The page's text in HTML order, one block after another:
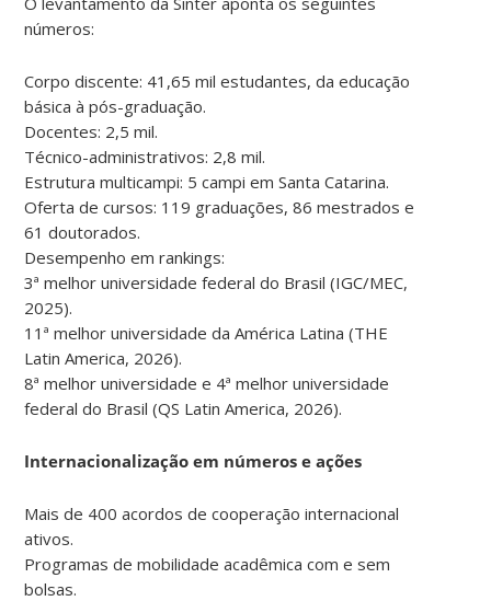
números:
Corpo discente: 41,65 mil estudantes, da educação
básica à pós-graduação.
Docentes: 2,5 mil.
Técnico-administrativos: 2,8 mil.
Estrutura multicampi: 5 campi em Santa Catarina.
Oferta de cursos: 119 graduações, 86 mestrados e
61 doutorados.
Desempenho em rankings:
3ª melhor universidade federal do Brasil (IGC/MEC,
2025).
11ª melhor universidade da América Latina (THE
Latin America, 2026).
8ª melhor universidade e 4ª melhor universidade
federal do Brasil (QS Latin America, 2026).
Internacionalização em números e ações
Mais de 400 acordos de cooperação internacional
ativos.
Programas de mobilidade acadêmica com e sem
bolsas.